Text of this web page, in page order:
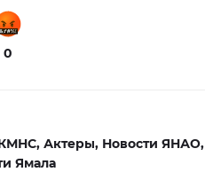
0
Актеры, Новости ЯНАО,
Ямала